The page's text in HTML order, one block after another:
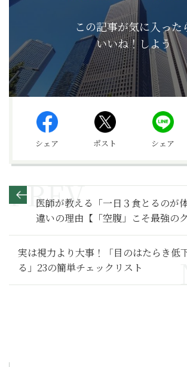
この記事が気に入った
いいね！しよう
シェア ポスト シェア
医師が教える「一日３食とるのが
違いの理由【「空腹」こそ最強のク
実は視力より大事！「目のはたらき低
る」23の簡単チェックリスト